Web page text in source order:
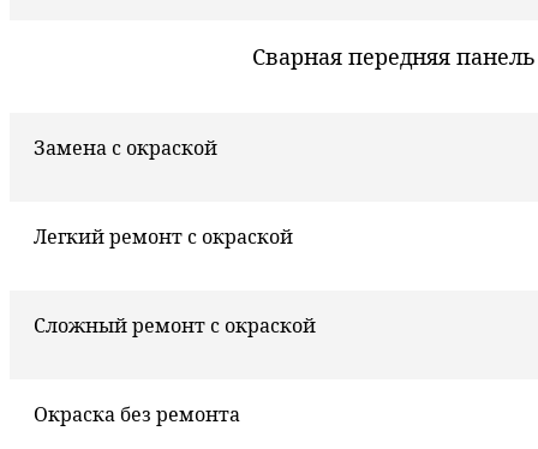
Сварная передняя панель
Замена с окраской
Легкий ремонт с окраской
Сложный ремонт с окраской
Окраска без ремонта